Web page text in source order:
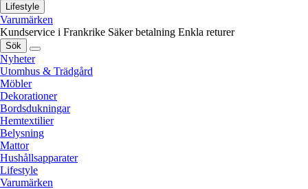
Lifestyle
Varumärken
Kundservice i Frankrike Säker betalning Enkla returer
Sök
Nyheter
Utomhus & Trädgård
Möbler
Dekorationer
Bordsdukningar
Hemtextilier
Belysning
Mattor
Hushållsapparater
Lifestyle
Varumärken